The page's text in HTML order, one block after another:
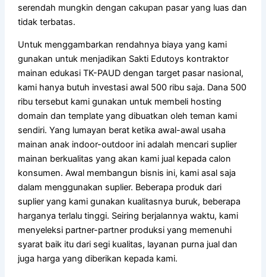
serendah mungkin dengan cakupan pasar yang luas dan
tidak terbatas.
Untuk menggambarkan rendahnya biaya yang kami
gunakan untuk menjadikan Sakti Edutoys kontraktor
mainan edukasi TK-PAUD dengan target pasar nasional,
kami hanya butuh investasi awal 500 ribu saja. Dana 500
ribu tersebut kami gunakan untuk membeli hosting
domain dan template yang dibuatkan oleh teman kami
sendiri. Yang lumayan berat ketika awal-awal usaha
mainan anak indoor-outdoor ini adalah mencari suplier
mainan berkualitas yang akan kami jual kepada calon
konsumen. Awal membangun bisnis ini, kami asal saja
dalam menggunakan suplier. Beberapa produk dari
suplier yang kami gunakan kualitasnya buruk, beberapa
harganya terlalu tinggi. Seiring berjalannya waktu, kami
menyeleksi partner-partner produksi yang memenuhi
syarat baik itu dari segi kualitas, layanan purna jual dan
juga harga yang diberikan kepada kami.